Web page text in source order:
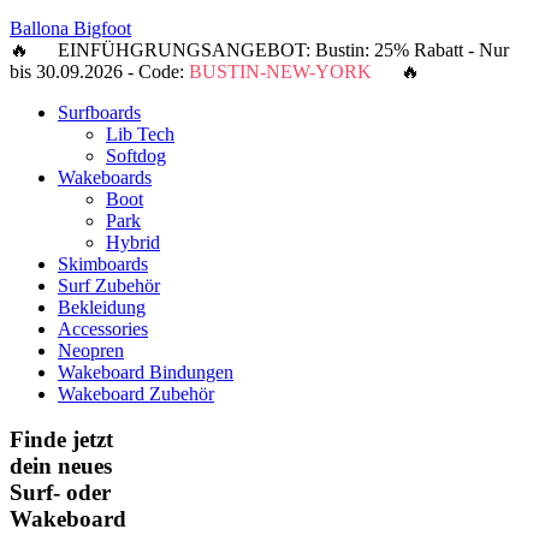
Ballona Bigfoot
🔥 EINFÜHGRUNGSANGEBOT: Bustin: 25% Rabatt - Nur
bis 30.09.2026 - Code: BUSTIN-NEW-YORK 🔥
Surfboards
Lib Tech
Softdog
Wakeboards
Boot
Park
Hybrid
Skimboards
Surf Zubehör
Bekleidung
Accessories
Neopren
Wakeboard Bindungen
Wakeboard Zubehör
Finde jetzt
dein neues
Surf- oder
Wakeboard